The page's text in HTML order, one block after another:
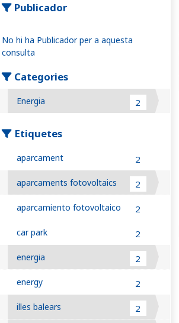
Publicador
No hi ha Publicador per a aquesta
consulta
Categories
Energia 2
Etiquetes
aparcament 2
aparcaments fotovoltaics 2
aparcamiento fotovoltaico 2
car park 2
energia 2
energy 2
illes balears 2